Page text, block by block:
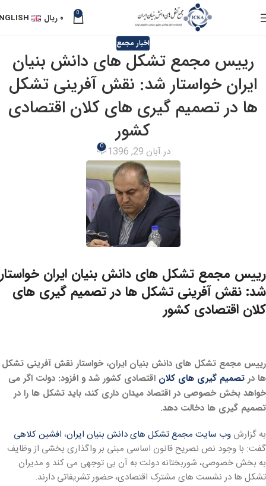
0 ۰ ریال
اخبار مجمع
رییس مجمع تشکل های دانش بنیان
ایران خواستار شد: نقش آفرینی تشکل
ها در تصمیم گیری های کلان اقتصادی
کشور
در آبان 29, 1396 0
رییس مجمع تشکل های دانش بنیان ایران خواستار
شد: نقش آفرینی تشکل ها در تصمیم گیری های
کلان اقتصادی کشور
رییس مجمع تشکل های دانش بنیان ایران، خواستار نقش آفرینی تشکل
ها در تصمیم گیری های کلان اقتصادی کشور شد و افزود: دولت اگر می
خواهد بخش خصوصی در اقتصاد میدان داری کند، باید تشکل ها را در
تصمیم گیری ها دخالت دهد.
به گزارش وب سایت مجمع تشکل های دانش بنیان ایران، افشین کلاهی
گفت: با وجود نص نصریح قانون اساسی مبنی بر واگذاری بخشی از وظایف
به بخش خصوصی، شوربختانه دولت به آن بی توجهی می کند و مدیران
تشکل ها در نشست های مشترک اقتصادی، حضور تشریفاتی دارند.